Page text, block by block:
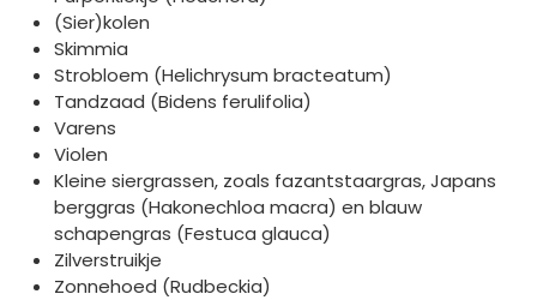
(Sier)kolen
Skimmia
Strobloem (Helichrysum bracteatum)
Tandzaad (Bidens ferulifolia)
Varens
Violen
Kleine siergrassen, zoals fazantstaargras, Japans
berggras (Hakonechloa macra) en blauw
schapengras (Festuca glauca)
Zilverstruikje
Zonnehoed (Rudbeckia)